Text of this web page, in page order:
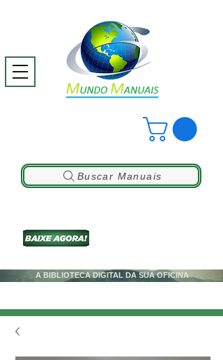
A BIBLIOTECA DIGITAL DA SUA OFICINA
Buscar Manuais